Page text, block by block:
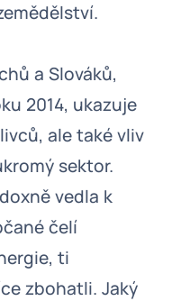
a Slováků,
2014, ukazuje
ale také vliv
sektor.
vedla k
čelí
ti
zbohatli. Jaký